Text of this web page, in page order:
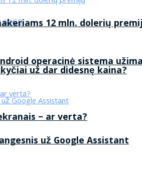
operacinė sistema
už Google Assistant
12 mln. dolerių
už dar didesnę kaina?
– ar verta?